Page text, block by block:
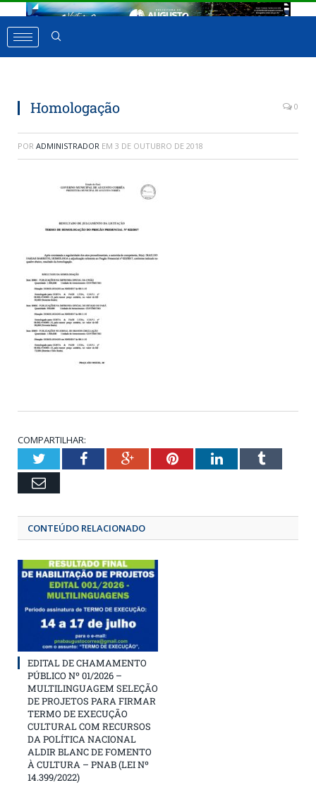
Homologação 0
POR ADMINISTRADOR EM 3 DE OUTUBRO DE 2018
COMPARTILHAR:
TwitterFacebookGoogle+Pinterest
LinkedIn
Email
CONTEÚDO RELACIONADO
EDITAL DE CHAMAMENTO
PÚBLICO Nº 01/2026 –
MULTILINGUAGEM SELEÇÃO
DE PROJETOS PARA FIRMAR
TERMO DE EXECUÇÃO
CULTURAL COM RECURSOS
DA POLÍTICA NACIONAL
ALDIR BLANC DE FOMENTO
À CULTURA – PNAB (LEI Nº
14.399/2022)